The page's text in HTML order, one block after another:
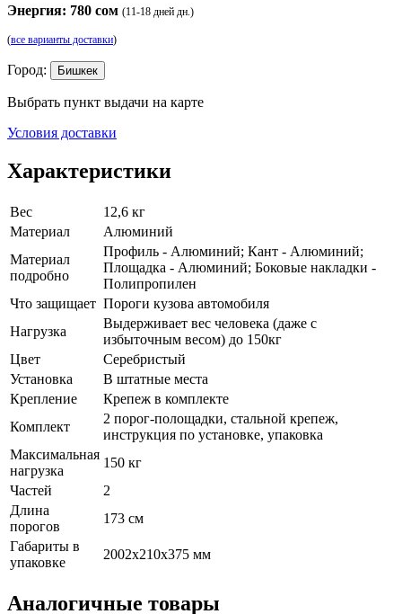
Энергия: 780 сом (11-18 дней дн.)
(все варианты доставки)
Город: Бишкек
Выбрать пункт выдачи на карте
Условия доставки
Характеристики
Вес
12,6 кг
Материал
Алюминий
Материал
подробно
Профиль - Алюминий; Кант - Алюминий;
Площадка - Алюминий; Боковые накладки -
Полипропилен
Что защищает Пороги кузова автомобиля
Нагрузка
Выдерживает вес человека (даже с
избыточным весом) до 150кг
Цвет
Серебристый
Установка
В штатные места
Крепление
Крепеж в комплекте
Комплект
2 порог-полощадки, стальной крепеж,
инструкция по установке, упаковка
Максимальная
нагрузка
150 кг
Частей
2
Длина
порогов
173 см
Габариты в
упаковке
2002х210х375 мм
Аналогичные товары